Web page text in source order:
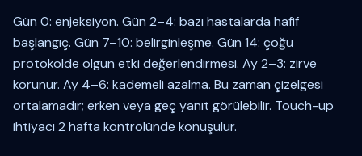
Gün 0: enjeksiyon. Gün 2–4: bazı hastalarda hafif
başlangıç. Gün 7–10: belirginleşme. Gün 14: çoğu
protokolde olgun etki değerlendirmesi. Ay 2–3: zirve
korunur. Ay 4–6: kademeli azalma. Bu zaman çizelgesi
ortalamadır; erken veya geç yanıt görülebilir. Touch-up
ihtiyacı 2 hafta kontrolünde konuşulur.